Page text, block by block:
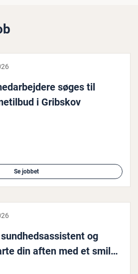
søges til
i Gribskov
Se jobbet
og
din aften med et smil…